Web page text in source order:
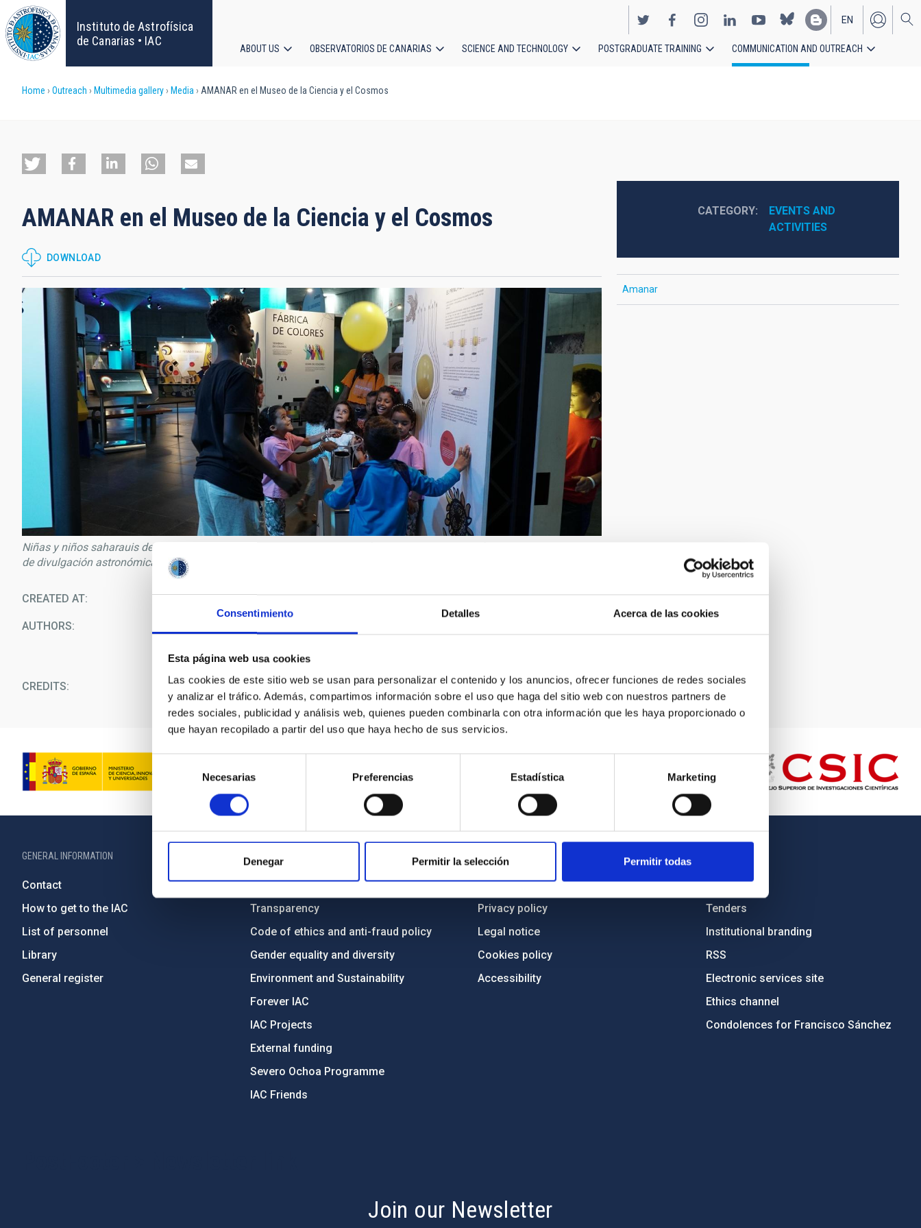
Consentimiento Detalles Acerca de las cookies
Esta página web usa cookies
Las cookies de este sitio web se usan para personalizar el contenido y los anuncios, ofrecer funciones de redes sociales
y analizar el tráfico. Además, compartimos información sobre el uso que haga del sitio web con nuestros partners de
redes sociales, publicidad y análisis web, quienes pueden combinarla con otra información que les haya proporcionado o
que hayan recopilado a partir del uso que haya hecho de sus servicios.
de
consentimiento
Necesarias Preferencias Estadística Marketing
Denegar Permitir la selección Permitir todas
Skip
to
main
content
Instituto de Astrofísica
de Canarias • IAC
EN
ES
ABOUT US OBSERVATORIOS DE CANARIAS SCIENCE AND TECHNOLOGY POSTGRADUATE TRAINING COMMUNICATION AND OUTREACH
Breadcrumb
Home Outreach Multimedia gallery Media AMANAR en el Museo de la Ciencia y el Cosmos
AMANAR en el Museo de la Ciencia y el Cosmos
DOWNLOAD
Niñas y niños saharauis del programa “Vacaciones en Paz 2022” y sus familias de acogida disfrutan de las actividades
de divulgación astronómica del programa AMANAR y visitan el Museo de la Ciencia y el Cosmos.
CREATED AT 09/16/2022
AUTHORS
CREDITS SCIENCE COMMUNICATION AND OUTREACH UNIT
CATEGORY
EVENTS AND
ACTIVITIES
Amanar
GENERAL INFORMATION
Contact
How to get to the IAC
List of personnel
Library
General register
Legislation
Transparency
Code of ethics and anti-fraud policy
Gender equality and diversity
Environment and Sustainability
Forever IAC
IAC Projects
External funding
Severo Ochoa Programme
IAC Friends
IAC PORTAL
Sitemap
Privacy policy
Legal notice
Cookies policy
Accessibility
Employment
Tenders
Institutional branding
RSS
Electronic services site
Ethics channel
Condolences for Francisco Sánchez
Join our Newsletter